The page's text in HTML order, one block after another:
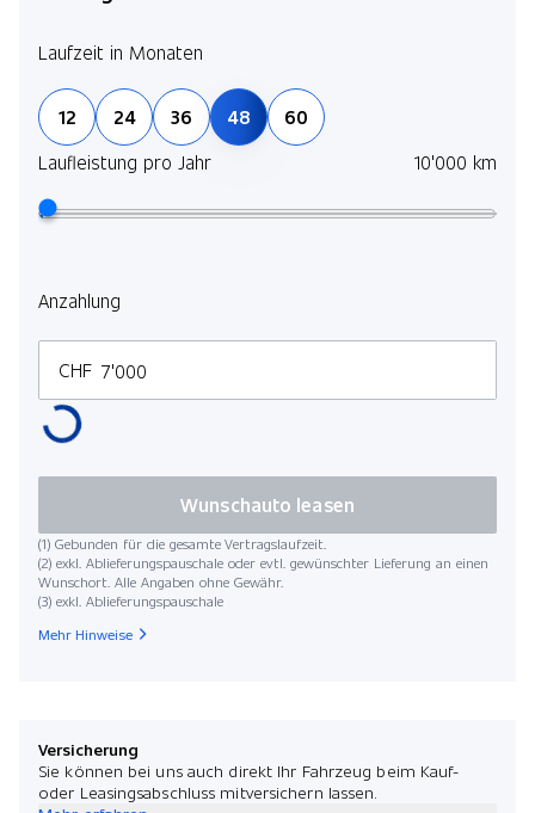
Laufzeit in Monaten
12 24 36 48
60
Laufleistung pro Jahr
10'000 km
Anzahlung
CHF
(1) Gebunden für die gesamte Vertragslaufzeit.
(2) exkl. Ablieferungspauschale oder evtl. gewünschter Lieferung an einen
Wunschort. Alle Angaben ohne Gewähr.
(3) exkl. Ablieferungspauschale
Wunschauto leasen
Mehr Hinweise
Versicherung
Sie können bei uns auch direkt Ihr Fahrzeug beim Kauf-
oder Leasingsabschluss mitversichern lassen.